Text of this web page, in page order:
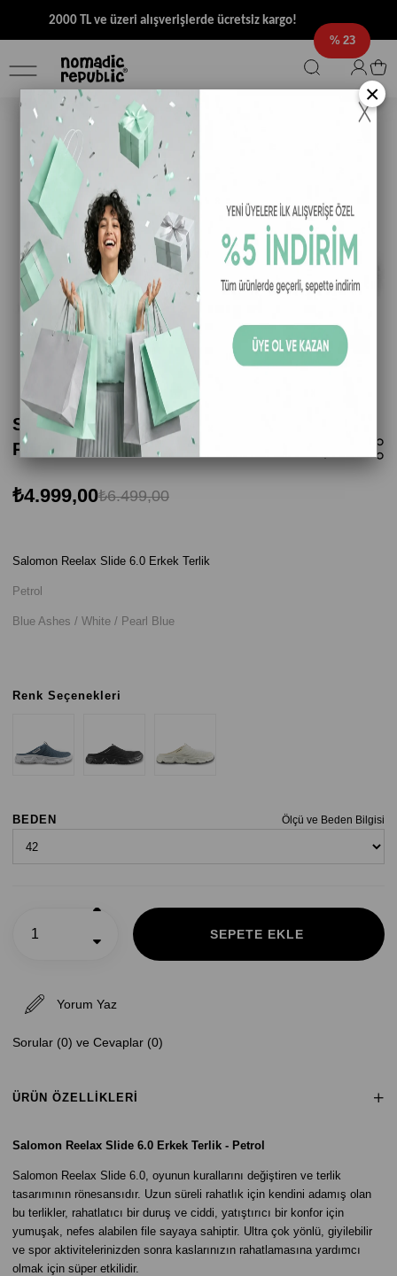
2000 TL ve üzeri alışverişlerde ücretsiz kargo!
23
Salomon Reelax Slide 6.0 Erkek Terlik -
Petrol
₺6.499,00
₺4.999,00
Salomon Reelax Slide 6.0 Erkek Terlik
Petrol
Blue Ashes / White / Pearl Blue
Renk Seçenekleri
Ölçü ve Beden Bilgisi
BEDEN
Yorum Yaz
Sorular (0) ve Cevaplar (0)
ÜRÜN ÖZELLIKLERI
Salomon Reelax Slide 6.0 Erkek Terlik - Petrol
Salomon Reelax Slide 6.0, oyunun kurallarını değiştiren ve terlik
tasarımının rönesansıdır. Uzun süreli rahatlık için kendini adamış olan
bu terlikler, rahatlatıcı bir duruş ve ciddi, yatıştırıcı bir konfor için
yumuşak, nefes alabilen file sayaya sahiptir. Ultra çok yönlü, giyilebilir
ve spor aktivitelerinizden sonra kaslarınızın rahatlamasına yardımcı
olmak için süper etkilidir.
×